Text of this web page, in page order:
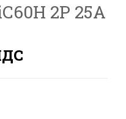
2P 25A